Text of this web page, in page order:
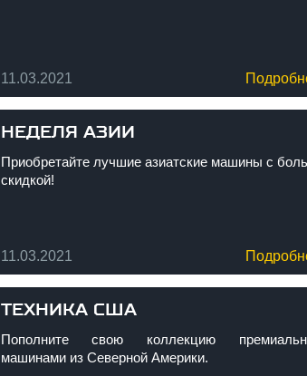
11.03.2021
НЕДЕЛЯ АЗИИ
11.03.2021
Приобретайте лучшие азиатские машины с
скидкой!
ТЕХНИКА США
Пополните свою коллекцию
машинами из Северной Америки.